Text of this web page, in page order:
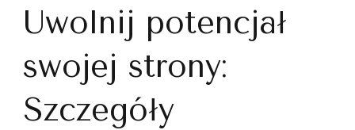
Uwolnij potencjał
swojej strony:
Szczegóły